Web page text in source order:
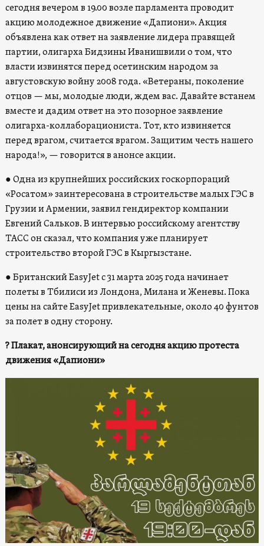
сегодня вечером в 19.00 возле парламента проводит
акцию молодежное движение «Дапиони». Акция
объявлена как ответ на заявление лидера правящей
партии, олигарха Бидзины Иванишвили о том, что
власти извинятся перед осетинским народом за
августовскую войну 2008 года. «Ветераны, поколение
отцов — мы, молодые люди, ждем вас. Давайте встанем
вместе и дадим ответ на это позорное заявление
олигарха-коллаборациониста. Тот, кто извиняется
перед врагом, считается врагом. Защитим честь нашего
народа!», — говорится в анонсе акции.
● Одна из крупнейших российских госкорпораций
«Росатом» заинтересована в строительстве малых ГЭС в
Грузии и Армении, заявил гендиректор компании
Евгений Сальков. В интервью российскому агентству
ТАСС он сказал, что компания уже планирует
строительство второй ГЭС в Кыргызстане.
● Британский EasyJet с 31 марта 2025 года начинает
полеты в Тбилиси из Лондона, Милана и Женевы. Пока
цены на сайте EasyJet привлекательные, около 40 фунтов
за полет в одну сторону.
? Плакат, анонсирующий на сегодня акцию протеста
движения «Дапиони»